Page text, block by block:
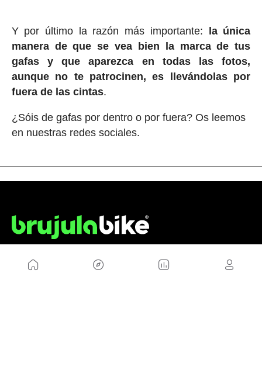
Y por último la razón más importante: la única
manera de que se vea bien la marca de tus
gafas y que aparezca en todas las fotos,
aunque no te patrocinen, es llevándolas por
fuera de las cintas.
¿Sóis de gafas por dentro o por fuera? Os leemos
en nuestras redes sociales.